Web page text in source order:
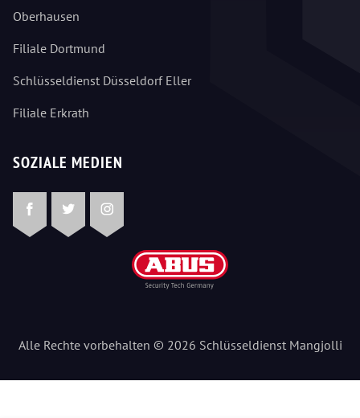
Oberhausen
Filiale Dortmund
Schlüsseldienst Düsseldorf Eller
Filiale Erkrath
SOZIALE MEDIEN
FacebookTwitterInstagram
Alle Rechte vorbehalten © 2026 Schlüsseldienst Mangjolli